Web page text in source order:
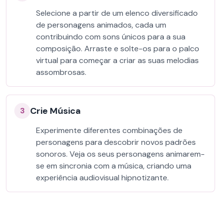
Selecione a partir de um elenco diversificado
de personagens animados, cada um
contribuindo com sons únicos para a sua
composição. Arraste e solte-os para o palco
virtual para começar a criar as suas melodias
assombrosas.
3 Crie Música
Experimente diferentes combinações de
personagens para descobrir novos padrões
sonoros. Veja os seus personagens animarem-
se em sincronia com a música, criando uma
experiência audiovisual hipnotizante.